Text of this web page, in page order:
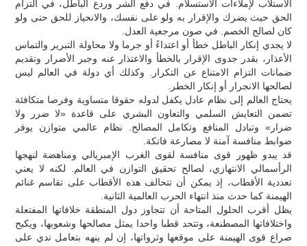
الاستلاب لإملاءات الاستسلام. في دفع الشر وردع الباطل، في التزام
الحق حيث يضرك والإقرار به ولو على نفسك، والانحياز للحق حتى ولو
كان لصالح الخصم. في صون مرجعية العدل.
لا يجدي إنكار الباطل خطأ أو اعتداءً أو جرما ولا محاولة التبرير والتماس
الأعذار، بقدر جدوى الإقرار بالخطأ والاعتذار عنه وجبر الأضرار وتقديم
ضمانات التزام الامتناع عن التكرار. وكذلك أي دولة في العالم ليس
لصالحها الانجرار أو إنكار الخطر.
يحتاج العالم إلى نظام عادل يكفل لدوله حقوقا متساوية وفرصا متكافئة
تضمن التعايش السلمي والتعاون البشري على قاعدة «لا ضرر ولا
ضرار» وتبادل المنافع وتكامل المصالح. نظام عالمي متوازن يوفر
ضوابط منافسة آمنة لا مصارعة فاتكة.
قد يبدو ظهور قوى منافسة لقوى الغرب الإمبريالي ومناهضة لنهجها
الرأسمالي الانتهازي، لصالح تحقيق التوازن في العالم. لكنه لا يعني
تعددية الأقطاب، إذ يمكن أن تتحالف هذه الأقطاب على تقاسم غنائم
الهيمنة كما حدث منذ انتهاء الحرب العالمية الثانية.
يظل أقرب الحلول المتاحة أن تتجاوز دول المنطقة خلافاتها المفتعلة
واختلافاتها المصطنعة، وتتحد قطبا واحدا يمثل مصالحها وشعوبها، ويكبح
صراع قوى الهيمنة على موقعها وثرواتها، إن لم ينهه بتعامل ندي على